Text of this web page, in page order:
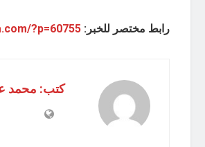
رابط مختصر للخبر: ?p=60755
كتب: محمد